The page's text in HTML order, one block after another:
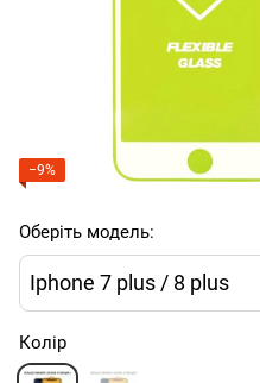
−9%
Оберіть модель:
Iphone 7 plus / 8 plus
Колір